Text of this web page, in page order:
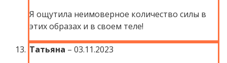
Я ощутила неимоверное количество силы в
этих образах и в своем теле!
Татьяна – 03.11.2023